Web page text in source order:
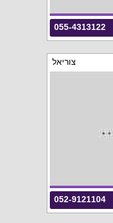
055-4313122
צוריאל
052-9121104